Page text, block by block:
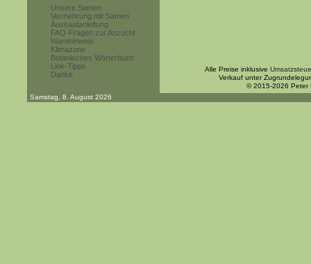
Unsere Samen
Vermehrung mit Samen
Aussaatanleitung
FAQ-Fragen zur Anzucht
Warnhinweis
Klimazone
Botanisches Wörterbuch
Link-Tipps
Danke
Alle Preise inklusive
Verkauf unter
© 2015-2026 Peter
Samstag, 8. August 2026